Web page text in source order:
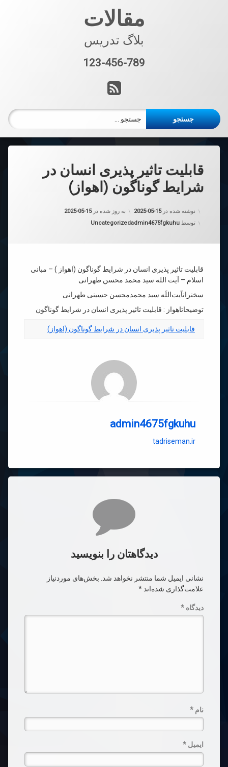
مقالات
بلاگ تدریس
123-456-789
آر اس اس
قابلیت تاثیر پذیری انسان در
شرایط گوناگون (اهواز)
نوشته شده در2025-05-15 به روز شده در2025-05-15
توسط admin4675fgkuhuدسته بندی ها:
Uncategorized
قابلیت تاثیر پذیری انسان در شرایط گوناگون (اهواز ) – مبانی
اسلام – آیت‌ الله سید محمد محسن طهرانی
سخنرانآیت‌اللَه سید محمدمحسن حسینی طهرانی
توضیحاتاهواز : قابلیت تاثیر پذیری انسان در شرایط گوناگون
قابلیت تاثیر پذیری انسان در شرایط گوناگون (اهواز)
admin4675fgkuhu
tadriseman.ir
دیدگاهتان را بنویسید
نشانی ایمیل شما منتشر نخواهد شد. بخش‌های موردنیاز
علامت‌گذاری شده‌اند *
دیدگاه *
نام *
ایمیل *